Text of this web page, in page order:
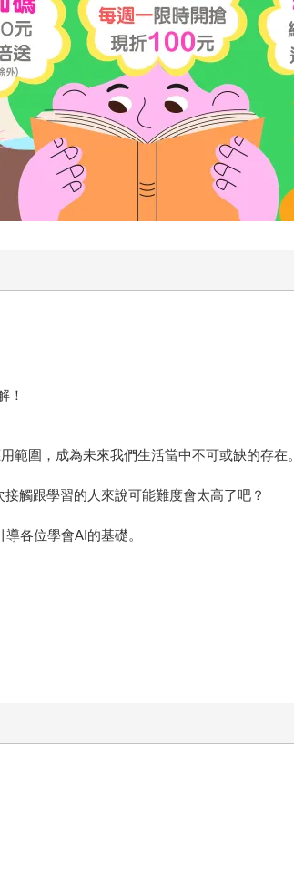
！
範圍，成為未來我們生活當中不可或缺的存在
觸跟學習的人來說可能難度會太高了吧？
各位學會AI的基礎。